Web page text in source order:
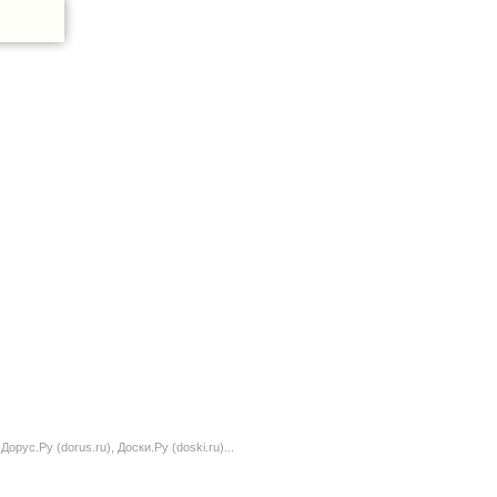
(dorus.ru), Доски.Ру (doski.ru)...